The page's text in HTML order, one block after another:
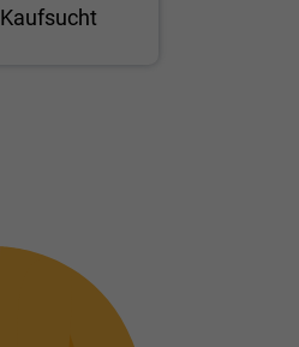
Kaufsucht